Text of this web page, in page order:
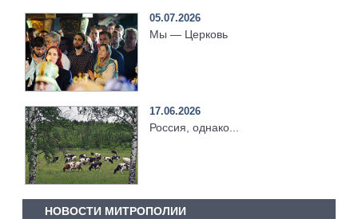
05.07.2026
Мы — Церковь
17.06.2026
Россия, однако...
НОВОСТИ МИТРОПОЛИИ